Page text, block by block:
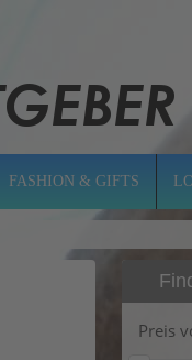
FASHION & GIFTS
Preis